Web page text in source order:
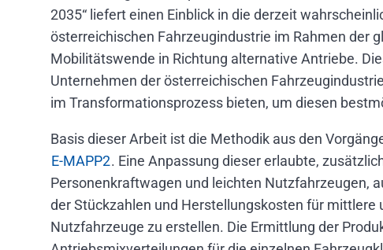
2035“ liefert einen Einblick in die derzeit
österreichischen Fahrzeugindustrie im Rahmen der
Mobilitätswende in Richtung alternative Antriebe.
Unternehmen der österreichischen
im Transformationsprozess bieten, um diesen
Basis dieser Arbeit ist die Methodik aus den
E-MAPP2. Eine Anpassung dieser erlaubte,
Personenkraftwagen und leichten Nutzfahrzeugen,
der Stückzahlen und Herstellungskosten für mittlere
Nutzfahrzeuge zu erstellen. Die Ermittlung der